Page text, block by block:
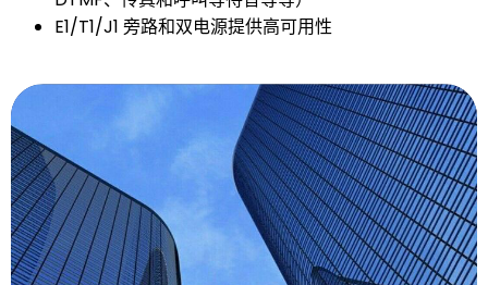
E1/T1/J1 旁路和双电源提供高可用性